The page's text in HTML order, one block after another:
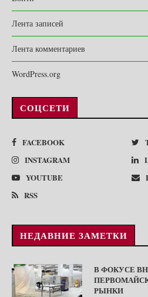
Лента записей
Лента комментариев
WordPress.org
СОЦСЕТИ
FACEBOOK
INSTAGRAM
YOUTUBE
RSS
НЕДАВНИЕ ЗАМЕТКИ
В ФОКУСЕ
РЫНКИ